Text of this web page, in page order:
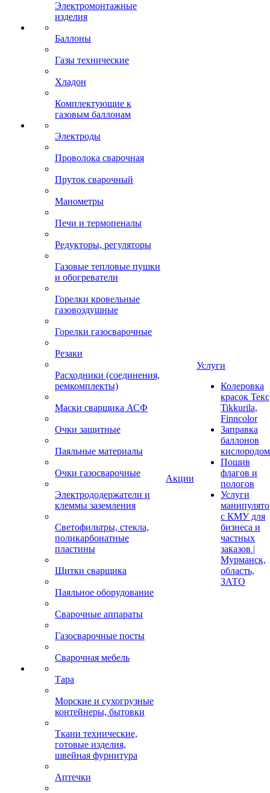
Электромонтажные
изделия
Баллоны
Газы технические
Хладон
Комплектующие к
газовым баллонам
Электроды
Проволока сварочная
Пруток сварочный
Манометры
Печи и термопеналы
Редукторы, регуляторы
Газовые тепловые пушки
и обогреватели
Горелки кровельные
газовоздушные
Горелки газосварочные
Резаки
Расходники (соединения,
ремкомплекты)
Маски сварщика АСФ
Очки защитные
Паяльные материалы
Очки газосварочные
Электрододержатели и
клеммы заземления
Светофильтры, стекла,
поликарбонатные
пластины
Щитки сварщика
Паяльное оборудование
Сварочные аппараты
Газосварочные посты
Сварочная мебель
Тара
Морские и сухогрузные
контейнеры, бытовки
Ткани технические,
готовые изделия,
швейная фурнитура
Аптечки
Акции
Услуги
Колеровка
красок
Tikkurila,
Finncolor
Заправка
баллонов
кислородом
Пошив
флагов и
пологов
Услуги
с КМУ для
бизнеса и
частных
заказов |
Мурманск,
область,
ЗАТО